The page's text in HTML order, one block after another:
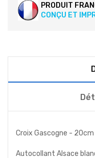
PRODUIT
CONÇU ET
Croix Gascogne -
Autocollant Alsace